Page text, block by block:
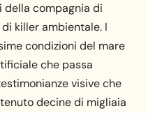
della compagnia di
killer ambientale. I
condizioni del mare
che passa
visive che
decine di migliaia